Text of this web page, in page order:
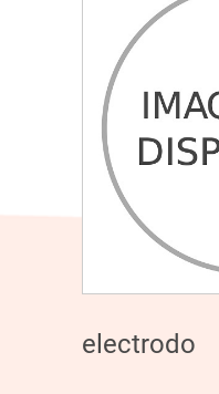
electrodo